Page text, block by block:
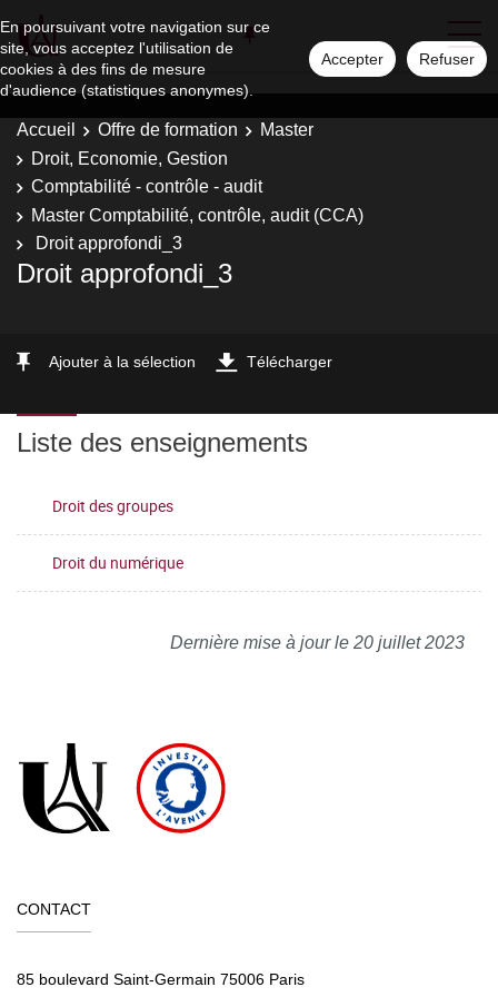
En poursuivant votre navigation sur ce
site, vous acceptez l'utilisation de
cookies à des fins de mesure
d'audience (statistiques anonymes).
Accepter Refuser
Accueil Offre de formation
Master
Droit, Economie, Gestion
Comptabilité - contrôle - audit
Master Comptabilité, contrôle, audit (CCA)
Droit approfondi_3
Droit approfondi_3
Ajouter à la sélection Télécharger
Liste des enseignements
Droit des groupes
Droit du numérique
Dernière mise à jour le 20 juillet 2023
CONTACT
85 boulevard Saint-Germain 75006 Paris